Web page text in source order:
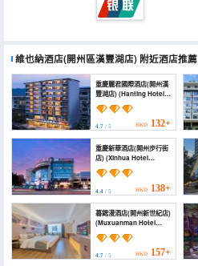
維也納酒店(開州區漢豐湖店) 附近酒店推薦
重慶麗君國際酒店(開州漢
豐湖店) (Hanting Hotel
(Kaizhou Hanfeng
Lake))
4.7 / 5 HKD 132+
重慶新華酒店(開州步行街
店) (Xinhua Hotel
Chongqing Kaizhou)
4.4 / 5 HKD 138+
暮鍶漫酒店(開州新世紀店)
(Muxuanman Hotel
(Kaizhou New Century
Branch))
4.7 / 5 HKD 157+